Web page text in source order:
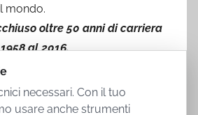
mondo.
oltre 50 anni di carriera
al 2016.
necessari. Con il tuo
usare anche strumenti